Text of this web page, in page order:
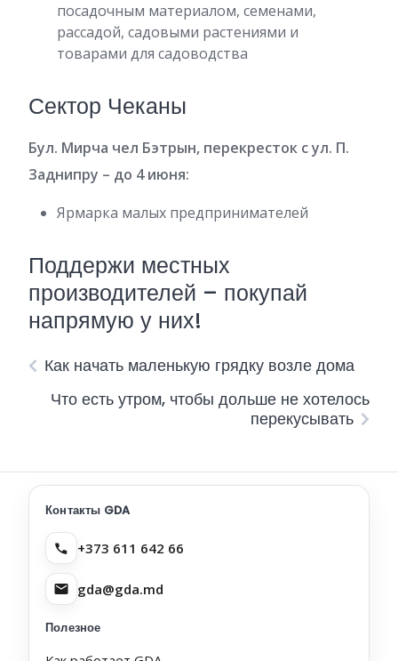
посадочным материалом, семенами,
рассадой, садовыми растениями и
товарами для садоводства
Сектор Чеканы
Бул. Мирча чел Бэтрын, перекресток с ул. П.
Заднипру – до 4 июня:
Ярмарка малых предпринимателей
Поддержи местных
производителей – покупай
напрямую у них!
Как начать маленькую грядку возле дома
Что есть утром, чтобы дольше не хотелось
перекусывать
Контакты GDA
+373 611 642 66
gda@gda.md
Полезное